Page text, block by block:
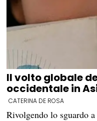
Il volto globale
occidentale in
CATERINA DE ROSA
Rivolgendo lo sguardo